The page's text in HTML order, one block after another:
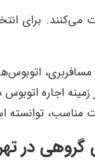
برای
اجاره
مناسب،
گروهی در